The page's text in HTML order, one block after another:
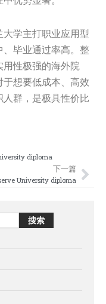
学主打职业应用型
毕业通过率高。整
性极强的海外院
想要低成本、高效
群，是极具性价比
diploma
下一篇
University diploma
搜索